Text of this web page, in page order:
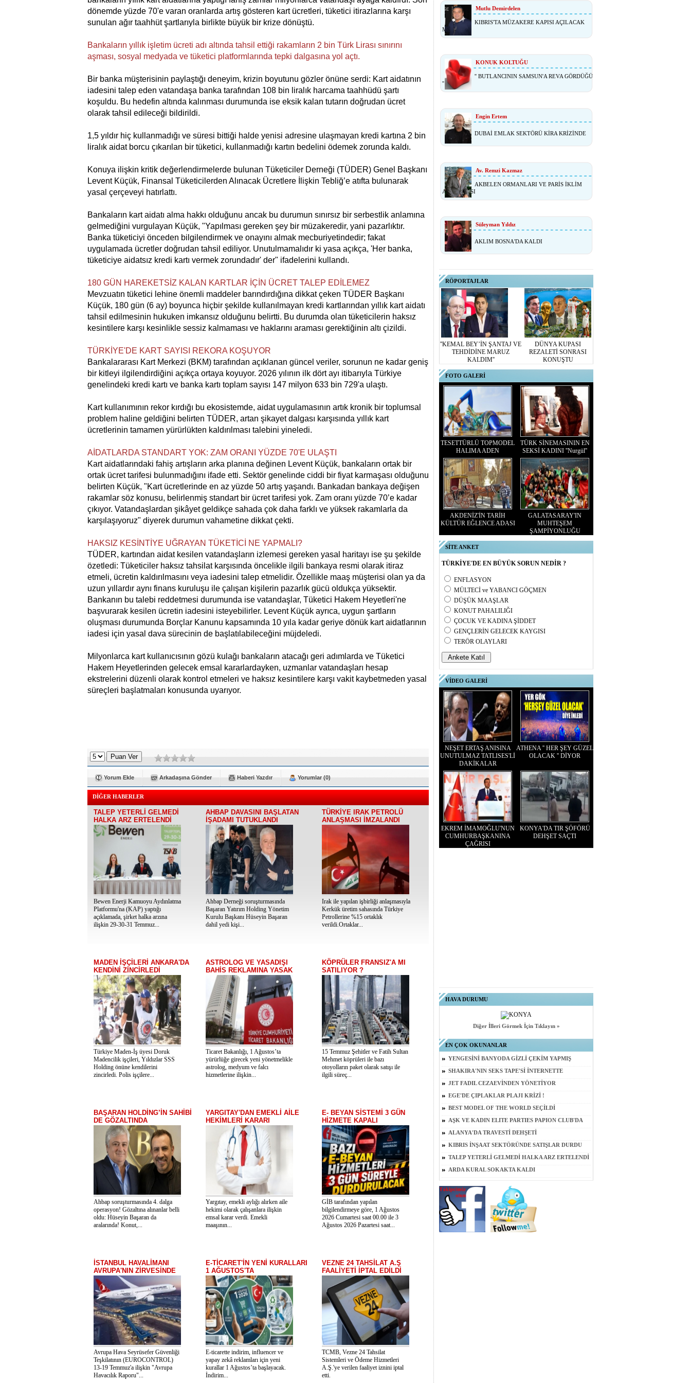
dönemde yüzde 70'e varan oranlarda artış gösteren kart ücretleri, tüketici itirazlarına karşı
sunulan ağır taahhüt şartlarıyla birlikte büyük bir krize dönüştü.
Bankaların yıllık işletim ücreti adı altında tahsil ettiği rakamların 2 bin Türk Lirası sınırını
aşması, sosyal medyada ve tüketici platformlarında tepki dalgasına yol açtı.
Bir banka müşterisinin paylaştığı deneyim, krizin boyutunu gözler önüne serdi: Kart aidatının
iadesini talep eden vatandaşa banka tarafından 108 bin liralık harcama taahhüdü şartı
koşuldu. Bu hedefin altında kalınması durumunda ise eksik kalan tutarın doğrudan ücret
olarak tahsil edileceği bildirildi.
1,5 yıldır hiç kullanmadığı ve süresi bittiği halde yenisi adresine ulaşmayan kredi kartına 2 bin
liralık aidat borcu çıkarılan bir tüketici, kullanmadığı kartın bedelini ödemek zorunda kaldı.
Konuya ilişkin kritik değerlendirmelerde bulunan Tüketiciler Derneği (TÜDER) Genel Başkanı
Levent Küçük, Finansal Tüketicilerden Alınacak Ücretlere İlişkin Tebliğ’e atıfta bulunarak
yasal çerçeveyi hatırlattı.
Bankaların kart aidatı alma hakkı olduğunu ancak bu durumun sınırsız bir serbestlik anlamına
gelmediğini vurgulayan Küçük, "Yapılması gereken şey bir müzakeredir, yani pazarlıktır.
Banka tüketiciyi önceden bilgilendirmek ve onayını almak mecburiyetindedir; fakat
uygulamada ücretler doğrudan tahsil ediliyor. Unutulmamalıdır ki yasa açıkça, 'Her banka,
tüketiciye aidatsız kredi kartı vermek zorundadır' der" ifadelerini kullandı.
180 GÜN HAREKETSİZ KALAN KARTLAR İÇİN ÜCRET TALEP EDİLEMEZ
Mevzuatın tüketici lehine önemli maddeler barındırdığına dikkat çeken TÜDER Başkanı
Küçük, 180 gün (6 ay) boyunca hiçbir şekilde kullanılmayan kredi kartlarından yıllık kart aidatı
tahsil edilmesinin hukuken imkansız olduğunu belirtti. Bu durumda olan tüketicilerin haksız
kesintilere karşı kesinlikle sessiz kalmaması ve haklarını araması gerektiğinin altı çizildi.
TÜRKİYE'DE KART SAYISI REKORA KOŞUYOR
Bankalararası Kart Merkezi (BKM) tarafından açıklanan güncel veriler, sorunun ne kadar geniş
bir kitleyi ilgilendirdiğini açıkça ortaya koyuyor. 2026 yılının ilk dört ayı itibarıyla Türkiye
genelindeki kredi kartı ve banka kartı toplam sayısı 147 milyon 633 bin 729'a ulaştı.
Kart kullanımının rekor kırdığı bu ekosistemde, aidat uygulamasının artık kronik bir toplumsal
problem haline geldiğini belirten TÜDER, artan şikayet dalgası karşısında yıllık kart
ücretlerinin tamamen yürürlükten kaldırılması talebini yineledi.
AİDATLARDA STANDART YOK: ZAM ORANI YÜZDE 70'E ULAŞTI
Kart aidatlarındaki fahiş artışların arka planına değinen Levent Küçük, bankaların ortak bir
ortak ücret tarifesi bulunmadığını ifade etti. Sektör genelinde ciddi bir fiyat karmaşası olduğunu
belirten Küçük, "Kart ücretlerinde en az yüzde 50 artış yaşandı. Bankadan bankaya değişen
rakamlar söz konusu, belirlenmiş standart bir ücret tarifesi yok. Zam oranı yüzde 70’e kadar
çıkıyor. Vatandaşlardan şikâyet geldikçe sahada çok daha farklı ve yüksek rakamlarla da
karşılaşıyoruz" diyerek durumun vahametine dikkat çekti.
HAKSIZ KESİNTİYE UĞRAYAN TÜKETİCİ NE YAPMALI?
TÜDER, kartından aidat kesilen vatandaşların izlemesi gereken yasal haritayı ise şu şekilde
özetledi: Tüketiciler haksız tahsilat karşısında öncelikle ilgili bankaya resmi olarak itiraz
etmeli, ücretin kaldırılmasını veya iadesini talep etmelidir. Özellikle maaş müşterisi olan ya da
uzun yıllardır aynı finans kuruluşu ile çalışan kişilerin pazarlık gücü oldukça yüksektir.
Bankanın bu talebi reddetmesi durumunda ise vatandaşlar, Tüketici Hakem Heyetleri'ne
başvurarak kesilen ücretin iadesini isteyebilirler. Levent Küçük ayrıca, uygun şartların
oluşması durumunda Borçlar Kanunu kapsamında 10 yıla kadar geriye dönük kart aidatlarının
iadesi için yasal dava sürecinin de başlatılabileceğini müjdeledi.
Milyonlarca kart kullanıcısının gözü kulağı bankaların atacağı geri adımlarda ve Tüketici
Hakem Heyetlerinden gelecek emsal kararlardayken, uzmanlar vatandaşları hesap
ekstrelerini düzenli olarak kontrol etmeleri ve haksız kesintilere karşı vakit kaybetmeden yasal
süreçleri başlatmaları konusunda uyarıyor.
Yorum Ekle Arkadaşına Gönder Haberi Yazdır Yorumlar (0)
DİĞER HABERLER
TALEP YETERLİ GELMEDİ
HALKA ARZ ERTELENDİ
Bewen Enerji Kamuoyu Aydınlatma
Platformu'na (KAP) yaptığı
açıklamada, şirket halka arzına
ilişkin 29-30-31 Temmuz...
AHBAP DAVASINI BAŞLATAN
İŞADAMI TUTUKLANDI
Ahbap Derneği soruşturmasında
Başaran Yatırım Holding Yönetim
Kurulu Başkanı Hüseyin Başaran
dahil yedi kişi...
TÜRKİYE IRAK PETROLÜ
ANLAŞMASI İMZALANDI
Irak ile yapılan işbirliği anlaşmasıyla
Kerkük üretim sahasında Türkiye
Petrollerine %15 ortaklık
verildi.Ortaklar...
MADEN İŞÇİLERİ ANKARA'DA
KENDİNİ ZİNCİRLEDİ
Türkiye Maden-İş üyesi Doruk
Madencilik işçileri, Yıldızlar SSS
Holding önüne kendilerini
zincirledi. Polis işçilere...
ASTROLOG VE YASADIŞI
BAHİS REKLAMINA YASAK
Ticaret Bakanlığı, 1 Ağustos’ta
yürürlüğe girecek yeni yönetmelikle
astrolog, medyum ve falcı
hizmetlerine ilişkin...
KÖPRÜLER FRANSIZ'A MI
SATILIYOR ?
15 Temmuz Şehitler ve Fatih Sultan
Mehmet köprüleri ile bazı
otoyolların paket olarak satışı ile
ilgili süreç...
BAŞARAN HOLDİNG’İN SAHİBİ
DE GÖZALTINDA
Ahbap soruşturmasında 4. dalga
operasyon! Gözaltına alınanlar belli
oldu: Hüseyin Başaran da
aralarında! Konut,...
YARGITAY'DAN EMEKLİ AİLE
HEKİMLERİ KARARI
Yargıtay, emekli aylığı alırken aile
hekimi olarak çalışanlara ilişkin
emsal karar verdi. Emekli
maaşının...
E- BEYAN SİSTEMİ 3 GÜN
HİZMETE KAPALI
GİB tarafından yapılan
bilgilendirmeye göre, 1 Ağustos
2026 Cumartesi saat 00.00 ile 3
Ağustos 2026 Pazartesi saat...
İSTANBUL HAVALİMANI
AVRUPA'NIN ZİRVESİNDE
Avrupa Hava Seyrüsefer Güvenliği
Teşkilatının (EUROCONTROL)
13-19 Temmuz'a ilişkin "Avrupa
Havacılık Raporu"...
E-TİCARET'İN YENİ KURALLARI
1 AĞUSTOS'TA
E-ticarette indirim, influencer ve
yapay zekâ reklamları için yeni
kurallar 1 Ağustos’ta başlayacak.
İndirim...
VEZNE 24 TAHSİLAT A.Ş
FAALİYETİ İPTAL EDİLDİ
TCMB, Vezne 24 Tahsilat
Sistemleri ve Ödeme Hizmetleri
A.Ş.'ye verilen faaliyet iznini iptal
etti.
Mutlu Demirdelen
KIBRIS'TA MÜZAKERE KAPISI AÇILACAK
MI?
KONUK KOLTUĞU
'' BUTLANCININ SAMSUN'A REVA GÖRDÜĞÜ
''
Engin Ertem
DUBAİ EMLAK SEKTÖRÜ KİRA KRİZİNDE
Av. Remzi Kazmaz
AKBELEN ORMANLARI VE PARİS İKLİM
ANLAŞMASI
Süleyman Yıldız
AKLIM BOSNA'DA KALDI
RÖPORTAJLAR
''KEMAL BEY’İN ŞANTAJ VE
TEHDİDİNE MARUZ
KALDIM''
DÜNYA KUPASI
REZALETİ SONRASI
KONUŞTU
FOTO GALERİ
TESETTÜRLÜ TOPMODEL
HALIMA ADEN
TÜRK SİNEMASININ EN
SEKSİ KADINI ''Nurgül''
AKDENİZ'İN TARİH
KÜLTÜR EĞLENCE ADASI
GALATASARAY'IN
MUHTEŞEM
ŞAMPİYONLUĞU
SİTE ANKET
TÜRKİYE'DE EN BÜYÜK SORUN NEDİR ?
ENFLASYON
MÜLTECİ ve YABANCI GÖÇMEN
DÜŞÜK MAAŞLAR
KONUT PAHALILIĞI
ÇOCUK VE KADINA ŞİDDET
GENÇLERİN GELECEK KAYGISI
TERÖR OLAYLARI
VİDEO GALERİ
NEŞET ERTAŞ ANISINA
UNUTULMAZ TATLISES'Lİ
DAKİKALAR
ATHENA '' HER ŞEY GÜZEL
OLACAK '' DİYOR
EKREM İMAMOĞLU'NUN
CUMHURBAŞKANINA
ÇAĞRISI
KONYA'DA TIR ŞÖFÖRÜ
DEHŞET SAÇTI
HAVA DURUMU
Diğer İlleri Görmek İçin Tıklayın »
EN ÇOK OKUNANLAR
YENGESİNİ BANYODA GİZLİ ÇEKİM YAPMIŞ
SHAKIRA'NIN SEKS TAPE'Sİ İNTERNETTE
JET FADIL CEZAEVİNDEN YÖNETİYOR
EGE'DE ÇIPLAKLAR PLAJI KRİZİ !
BEST MODEL OF THE WORLD SEÇİLDİ
AŞK VE KADIN ELITE PARTIES PAPION CLUB'DA
ALANYA'DA TRAVESTİ DEHŞETİ
KIBRIS İNŞAAT SEKTÖRÜNDE SATIŞLAR DURDU
TALEP YETERLİ GELMEDİ HALKA ARZ ERTELENDİ
ARDA KURAL SOKAKTA KALDI